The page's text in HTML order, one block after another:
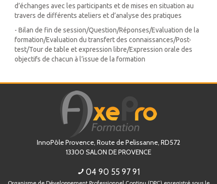
d’échanges avec les participants et de mises en situation au
travers de différents ateliers et d’analyse des pratiques
- Bilan de fin de session/Question/Réponses/Evaluation de la
formation/Evaluation du transfert des connaissances/Post-
test/Tour de table et expression libre/Expression orale des
objectifs de chacun à l’issue de la formation
InnoPôle Provence, Route de Pelissanne, RD572
13300 SALON DE PROVENCE
04 90 55 97 91